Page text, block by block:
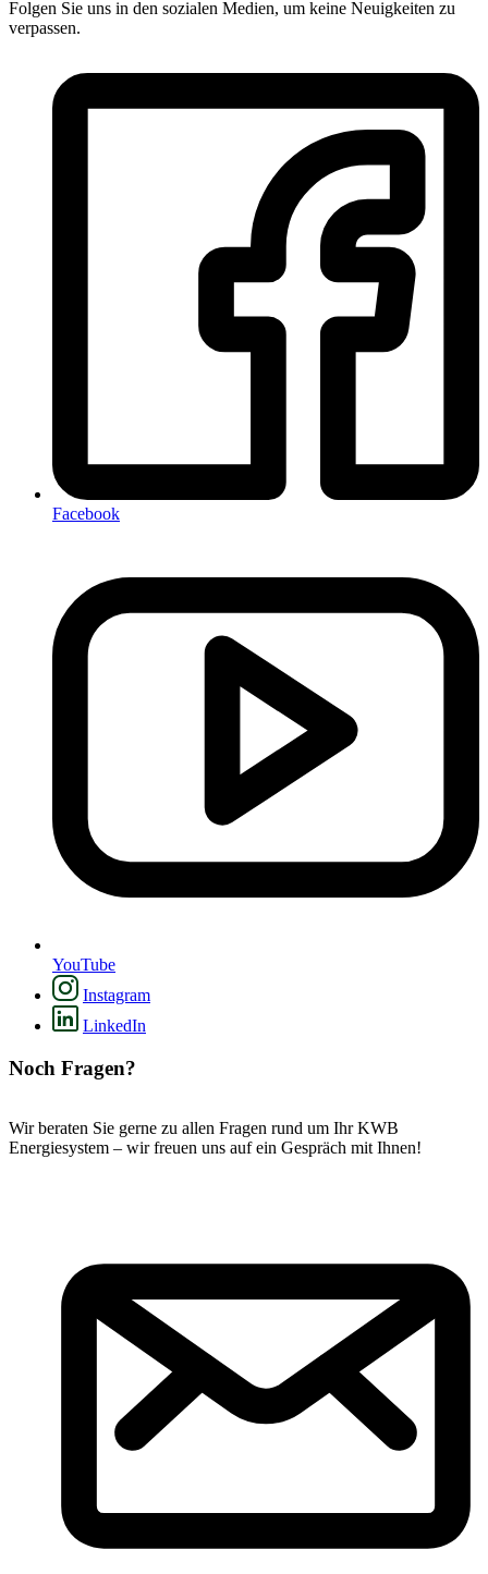
Folgen Sie uns in den sozialen Medien, um keine Neuigkeiten zu
verpassen.
Facebook
YouTube
Instagram
LinkedIn
Noch Fragen?
Wir beraten Sie gerne zu allen Fragen rund um Ihr KWB
Energiesystem – wir freuen uns auf ein Gespräch mit Ihnen!